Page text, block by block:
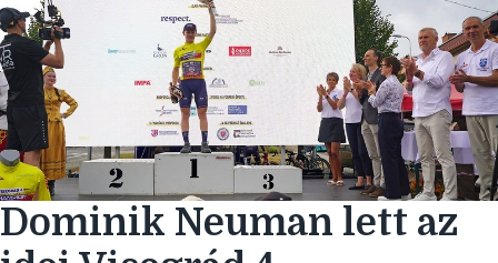
Dominik Neuman lett az